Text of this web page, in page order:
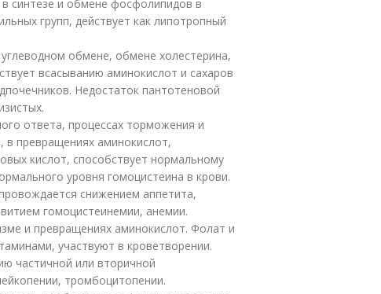
синтезе и обмене фосфолипидов в
групп, действует как липотропный
обмене, обмене холестерина,
всасыванию аминокислот и сахаров
Недостаток пантотеновой
ответа, процессах торможения и
в превращениях аминокислот,
кислот, способствует нормальному
уровня гомоцистеина в крови.
снижением аппетита,
гомоцистеинемии, анемии.
и превращениях аминокислот. Фолат и
участвуют в кроветворении.
частичной или вторичной
тромбоцитопении.